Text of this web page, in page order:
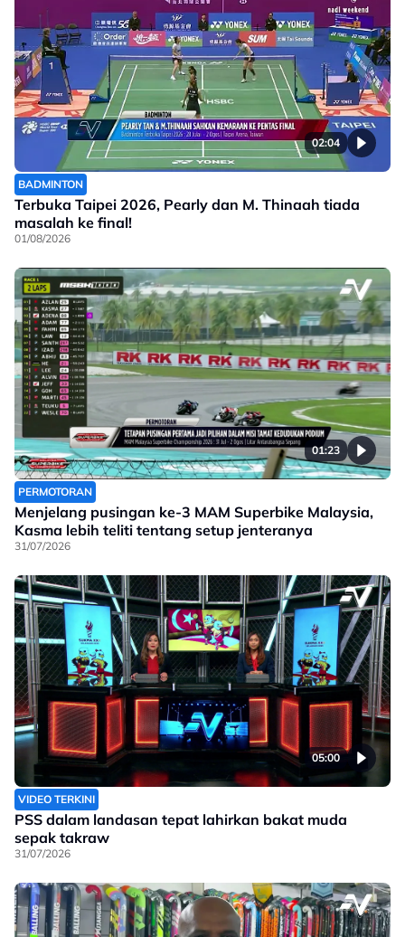
02:04
BADMINTON
Terbuka Taipei 2026, Pearly dan M. Thinaah tiada
masalah ke final!
01/08/2026
01:23
PERMOTORAN
Menjelang pusingan ke-3 MAM Superbike Malaysia,
Kasma lebih teliti tentang setup jenteranya
31/07/2026
05:00
VIDEO TERKINI
PSS dalam landasan tepat lahirkan bakat muda
sepak takraw
31/07/2026